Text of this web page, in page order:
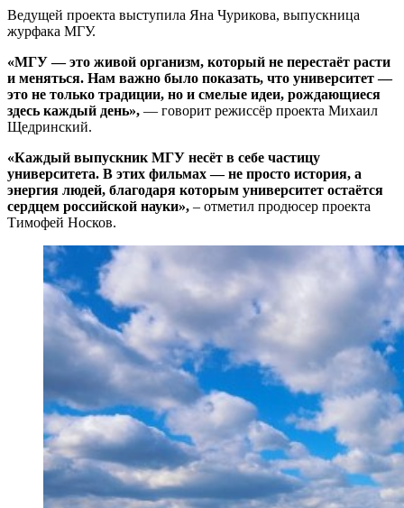
Ведущей проекта выступила Яна Чурикова, выпускница
журфака МГУ.
«МГУ — это живой организм, который не перестаёт расти
и меняться. Нам важно было показать, что университет —
это не только традиции, но и смелые идеи, рождающиеся
здесь каждый день», — говорит режиссёр проекта Михаил
Щедринский.
«Каждый выпускник МГУ несёт в себе частицу
университета. В этих фильмах — не просто история, а
энергия людей, благодаря которым университет остаётся
сердцем российской науки», – отметил продюсер проекта
Тимофей Носков.